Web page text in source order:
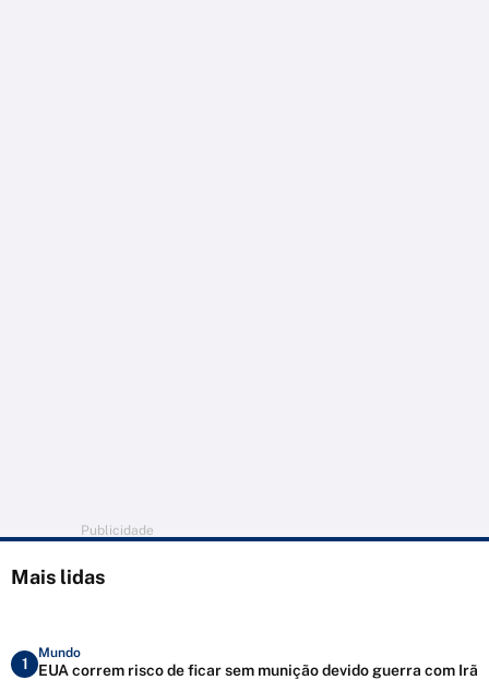
Publicidade
Mais lidas
1
Mundo
EUA correm risco de ficar sem munição devido guerra com Irã